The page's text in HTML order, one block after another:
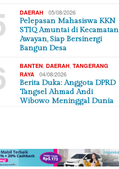
DAERAH 05/08/2026
Pelepasan Mahasiswa KKN
STIQ Amuntai di Kecamatan
Awayan, Siap Bersinergi
Bangun Desa
BANTEN,DAERAH,TANGERANG
RAYA
04/08/2026
Berita Duka: Anggota DPRD
Tangsel Ahmad Andi
Wibowo Meninggal Dunia